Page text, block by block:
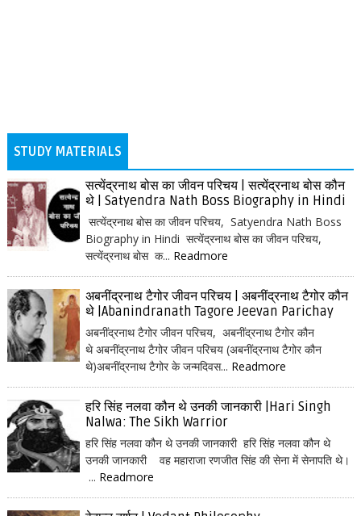
STUDY MATERIALS
सत्येंद्रनाथ बोस का जीवन परिचय | सत्येंद्रनाथ बोस कौन
थे | Satyendra Nath Boss Biography in Hindi
सत्येंद्रनाथ बोस का जीवन परिचय, Satyendra Nath Boss
Biography in Hindi सत्येंद्रनाथ बोस का जीवन परिचय,
सत्येंद्रनाथ बोस क... Readmore
अबनींद्रनाथ टैगोर जीवन परिचय | अबनींद्रनाथ टैगोर कौन
थे |Abanindranath Tagore Jeevan Parichay
अबनींद्रनाथ टैगोर जीवन परिचय, अबनींद्रनाथ टैगोर कौन
थे अबनींद्रनाथ टैगोर जीवन परिचय (अबनींद्रनाथ टैगोर कौन
थे)अबनींद्रनाथ टैगोर के जन्मदिवस... Readmore
हरि सिंह नलवा कौन थे उनकी जानकारी |Hari Singh
Nalwa: The Sikh Warrior
हरि सिंह नलवा कौन थे उनकी जानकारी हरि सिंह नलवा कौन थे
उनकी जानकारी वह महाराजा रणजीत सिंह की सेना में सेनापति थे।
... Readmore